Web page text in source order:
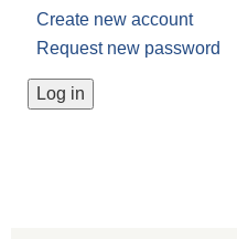
Create new account
Request new password